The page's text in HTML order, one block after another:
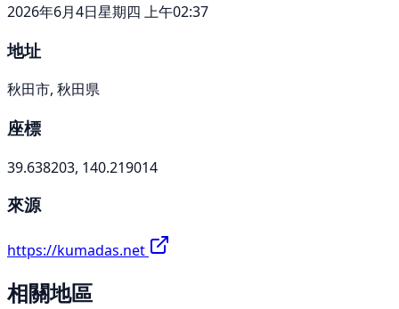
2026年6月4日星期四 上午02:37
地址
秋田市, 秋田県
座標
39.638203, 140.219014
來源
https://kumadas.net
相關地區